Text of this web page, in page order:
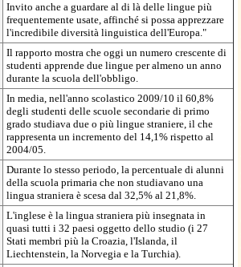
Invito anche a guardare al di là delle lingue più
frequentemente usate, affinché si possa apprezzare
l'incredibile diversità linguistica dell'Europa."
Il rapporto mostra che oggi un numero crescente di
studenti apprende due lingue per almeno un anno
durante la scuola dell'obbligo.
In media, nell'anno scolastico 2009/10 il 60,8%
degli studenti delle scuole secondarie di primo
grado studiava due o più lingue straniere, il che
rappresenta un incremento del 14,1% rispetto al
2004/05.
Durante lo stesso periodo, la percentuale di alunni
della scuola primaria che non studiavano una
lingua straniera è scesa dal 32,5% al 21,8%.
L'inglese è la lingua straniera più insegnata in
quasi tutti i 32 paesi oggetto dello studio (i 27
Stati membri più la Croazia, l'Islanda, il
Liechtenstein, la Norvegia e la Turchia).